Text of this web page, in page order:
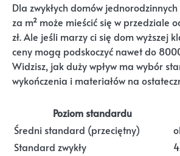
Dla zwykłych domów
za m² może mieścić się w przedziale
zł. Ale jeśli marzy ci się dom wyższej
ceny mogą podskoczyć nawet do
Widzisz, jak duży wpływ ma wybór
wykończenia i materiałów na
Poziom standardu
Średni standard (przeciętny)
Standard zwykły